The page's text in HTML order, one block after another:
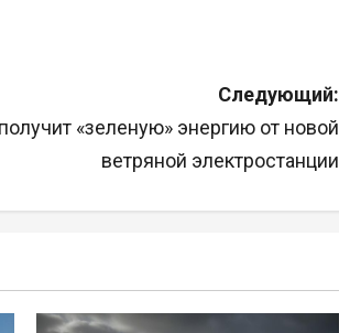
Следующий:
«зеленую» энергию от новой
ветряной электростанции